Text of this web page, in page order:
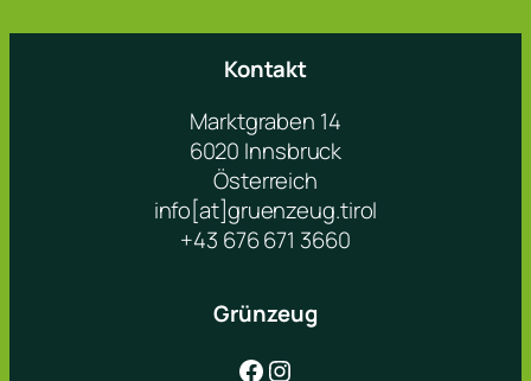
Kontakt
Marktgraben 14
6020 Innsbruck
Österreich
info[at]gruenzeug.tirol
+43 676 671 3660
Grünzeug
Facebook Instagram